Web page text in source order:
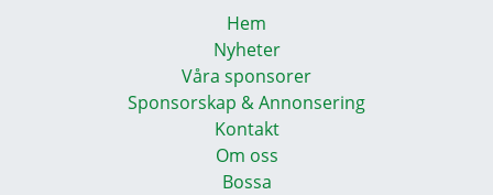
Hem
Nyheter
Våra sponsorer
Sponsorskap & Annonsering
Kontakt
Om oss
Bossa